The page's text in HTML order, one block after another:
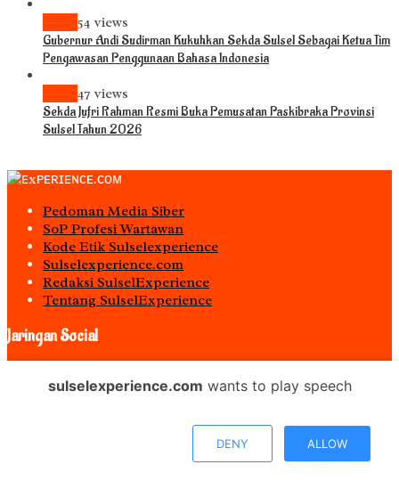
54 views
Gubernur Andi Sudirman Kukuhkan Sekda Sulsel Sebagai Ketua Tim
Pengawasan Penggunaan Bahasa Indonesia
47 views
Sekda Jufri Rahman Resmi Buka Pemusatan Paskibraka Provinsi
Sulsel Tahun 2026
Pedoman Media Siber
S0P Profesi Wartawan
Kode Etik Sulselexperience
Sulselexperience.com
Redaksi SulselExperience
Tentang SulselExperience
Jaringan Social
Twitter
sulselexperience.com wants to play speech
DENY ALLOW